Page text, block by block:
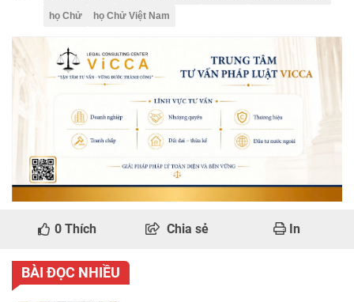
họ Chử
họ Chử Việt Nam
0 Thích Chia sẻ In
BÀI ĐỌC NHIỀU